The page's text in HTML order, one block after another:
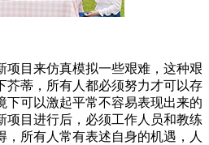
项目来仿真模拟一些艰难，这种艰
芥蒂，所有人都必须努力才可以存
下可以激起平常不容易表现出来的
项目进行后，必须工作人员和教练
，所有人常有表述自身的机遇，人